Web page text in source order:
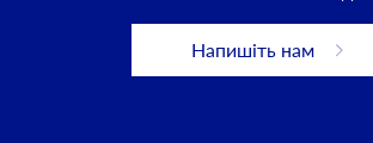
Напишіть нам